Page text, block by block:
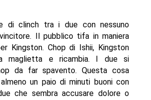
di clinch tra i due con nessuno
Il pubblico tifa in maniera
Kingston. Chop di Ishii, Kingston
maglietta e ricambia. I due si
da far spavento. Questa cosa
un paio di minuti buoni con
che sembra accusare dolore o